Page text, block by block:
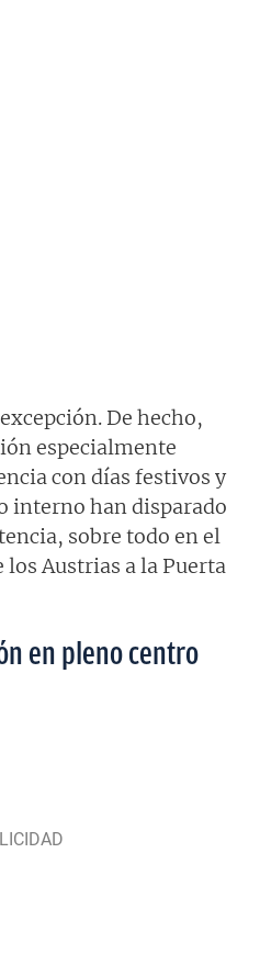
De hecho,
especialmente
con días festivos y
interno han disparado
sobre todo en el
los Austrias a la Puerta
en pleno centro